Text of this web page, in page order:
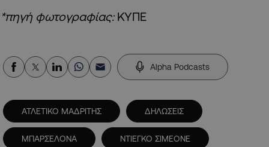
*πηγή φωτογραφίας:ΚΥΠΕ
Alpha Podcasts
ΑΤΛΕΤΙΚΟ ΜΑΔΡΙΤΗΣ ΔΗΛΩΣΕΙΣ
ΜΠΑΡΣΕΛΟΝΑ ΝΤΙΕΓΚΟ ΣΙΜΕΟΝΕ